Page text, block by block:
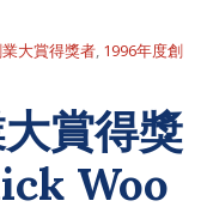
大賞得獎者, 1996年度創
賞得獎
Woo